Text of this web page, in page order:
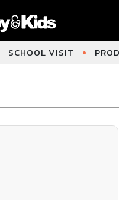
SCHOOL VISIT